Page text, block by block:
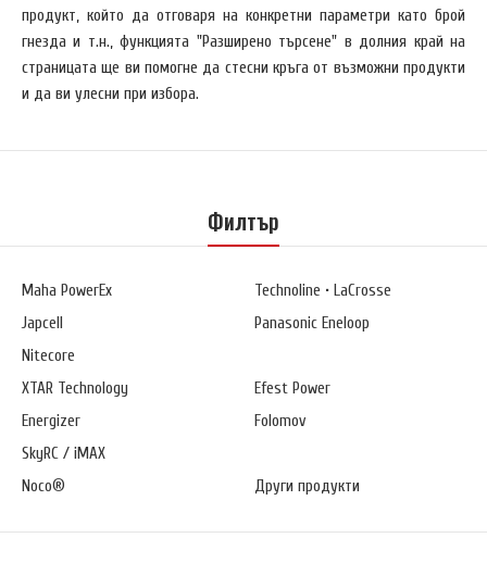
продукт, който да отговаря на конкретни параметри като брой
гнезда и т.н., функцията "Разширено търсене" в долния край на
страницата ще ви помогне да стесни кръга от възможни продукти
и да ви улесни при избора.
Филтър
Maha PowerEx
Technoline • LaCrosse
Japcell
Panasonic Eneloop
Nitecore
XTAR Technology
Efest Power
Energizer
Folomov
SkyRC / iMAX
Noco®
Други продукти